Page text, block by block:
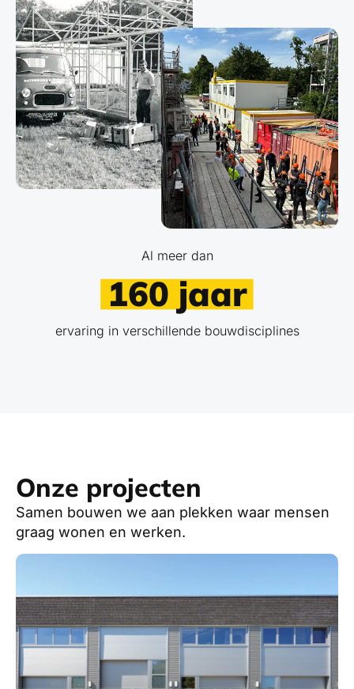
Al meer dan
160 jaar
ervaring in verschillende bouwdisciplines
Onze projecten
Samen bouwen we aan plekken waar mensen
graag wonen en werken.